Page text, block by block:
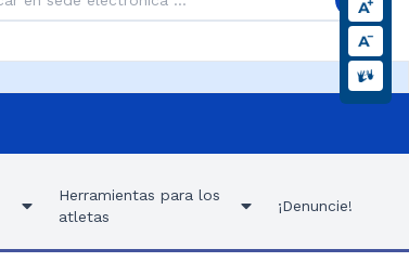
Herramientas para los
atletas
¡Denuncie!